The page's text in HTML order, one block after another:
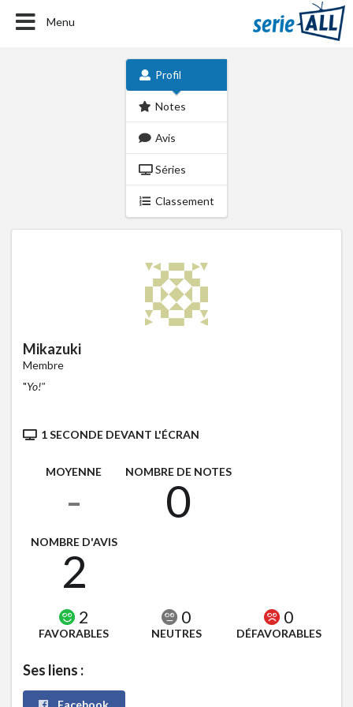
Menu
Profil
Notes
Avis
Séries
Classement
Mikazuki
Membre
"Yo!"
1 SECONDE DEVANT L'ÉCRAN
MOYENNE
-
NOMBRE DE NOTES
0
NOMBRE D'AVIS
2
2
FAVORABLES
0
NEUTRES
0
DÉFAVORABLES
Ses liens :
Facebook